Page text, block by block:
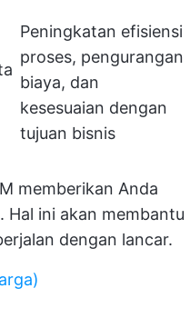
Peningkatan efisiensi
proses, pengurangan
biaya, dan
kesesuaian dengan
tujuan bisnis
memberikan Anda
ini akan membantu
dengan lancar.